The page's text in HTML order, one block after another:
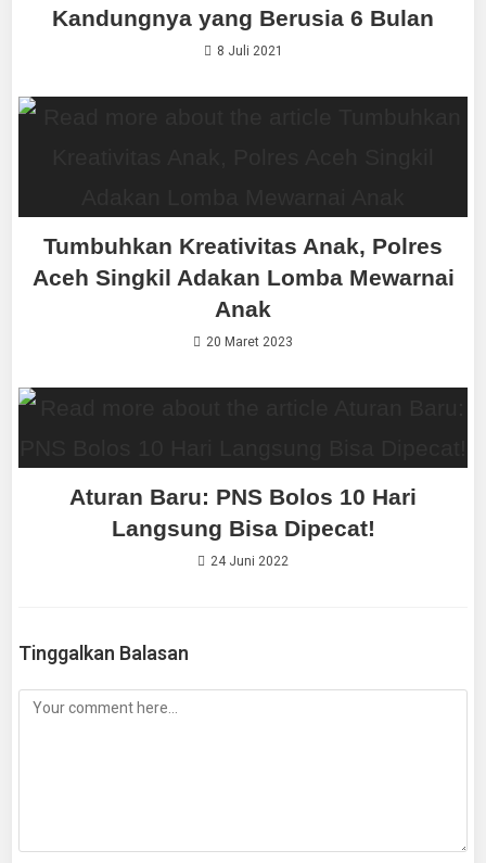
Kandungnya yang Berusia 6 Bulan
8 Juli 2021
Tumbuhkan Kreativitas Anak, Polres
Aceh Singkil Adakan Lomba Mewarnai
Anak
20 Maret 2023
Aturan Baru: PNS Bolos 10 Hari
Langsung Bisa Dipecat!
24 Juni 2022
Tinggalkan Balasan